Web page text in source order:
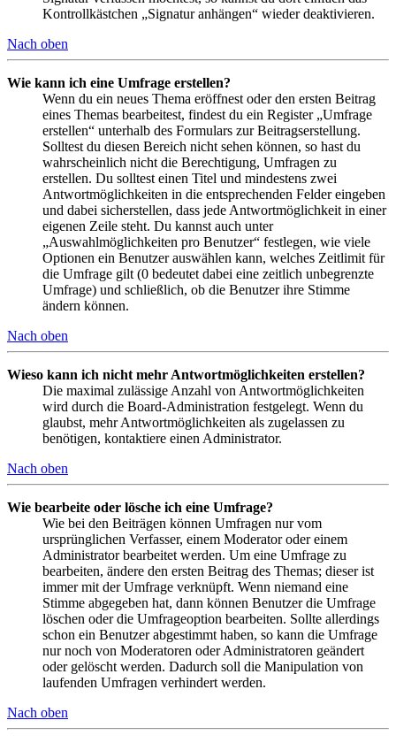
Kontrollkästchen „Signatur anhängen“ wieder deaktivieren.
Nach oben
Wie kann ich eine Umfrage erstellen?
Wenn du ein neues Thema eröffnest oder den ersten Beitrag
eines Themas bearbeitest, findest du ein Register „Umfrage
erstellen“ unterhalb des Formulars zur Beitragserstellung.
Solltest du diesen Bereich nicht sehen können, so hast du
wahrscheinlich nicht die Berechtigung, Umfragen zu
erstellen. Du solltest einen Titel und mindestens zwei
Antwortmöglichkeiten in die entsprechenden Felder eingeben
und dabei sicherstellen, dass jede Antwortmöglichkeit in einer
eigenen Zeile steht. Du kannst auch unter
„Auswahlmöglichkeiten pro Benutzer“ festlegen, wie viele
Optionen ein Benutzer auswählen kann, welches Zeitlimit für
die Umfrage gilt (0 bedeutet dabei eine zeitlich unbegrenzte
Umfrage) und schließlich, ob die Benutzer ihre Stimme
ändern können.
Nach oben
Wieso kann ich nicht mehr Antwortmöglichkeiten erstellen?
Die maximal zulässige Anzahl von Antwortmöglichkeiten
wird durch die Board-Administration festgelegt. Wenn du
glaubst, mehr Antwortmöglichkeiten als zugelassen zu
benötigen, kontaktiere einen Administrator.
Nach oben
Wie bearbeite oder lösche ich eine Umfrage?
Wie bei den Beiträgen können Umfragen nur vom
ursprünglichen Verfasser, einem Moderator oder einem
Administrator bearbeitet werden. Um eine Umfrage zu
bearbeiten, ändere den ersten Beitrag des Themas; dieser ist
immer mit der Umfrage verknüpft. Wenn niemand eine
Stimme abgegeben hat, dann können Benutzer die Umfrage
löschen oder die Umfrageoption bearbeiten. Sollte allerdings
schon ein Benutzer abgestimmt haben, so kann die Umfrage
nur noch von Moderatoren oder Administratoren geändert
oder gelöscht werden. Dadurch soll die Manipulation von
laufenden Umfragen verhindert werden.
Nach oben